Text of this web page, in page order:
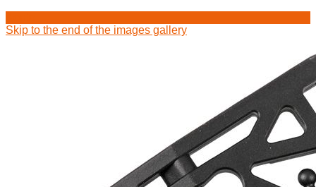
Skip to the end of the images gallery